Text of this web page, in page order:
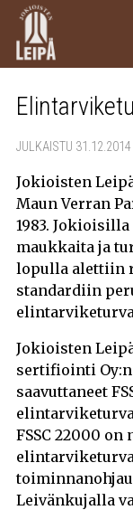
JULKAISTU 31.12.2014
Jokioisten
Maun Verran
1983.
maukkaita ja
lopulla alettiin
standardiin
Jokioisten
sertifiointi
saavuttaneet
FSSC 22000
Leivänkujalla